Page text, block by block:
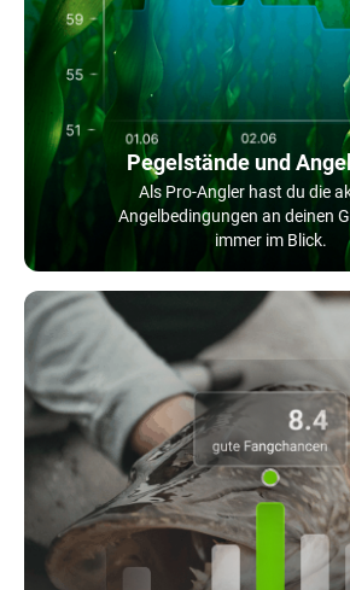
Pegelstände und
Als Pro-Angler hast du die
Angelbedingungen an deinen
immer im Blick.